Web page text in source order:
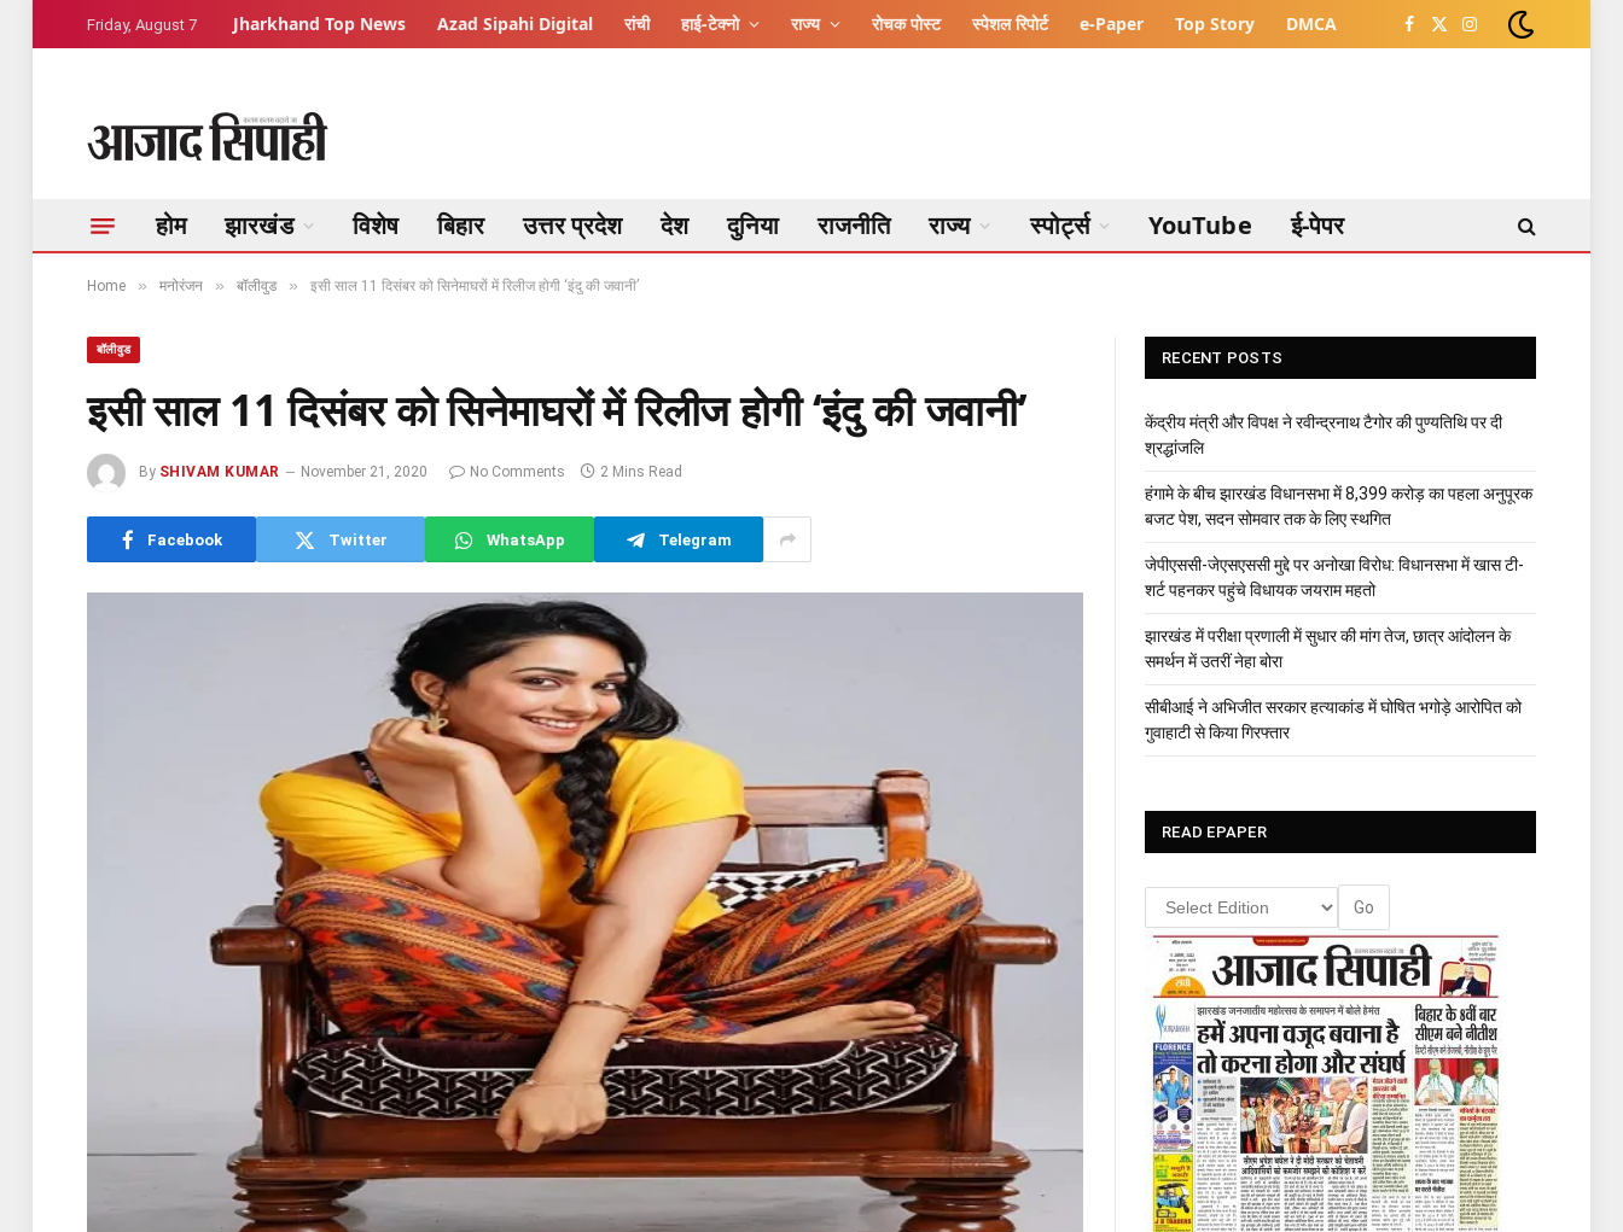
Friday, August 7 Jharkhand Top News Azad Sipahi Digital रांची हाई-टेक्नो राज्य रोचक पोस्ट स्पेशल रिपोर्ट e-Paper Top Story DMCA Facebook
X
Instagram
होम झारखंड विशेष बिहार उत्तर प्रदेश देश दुनिया राजनीति राज्य स्पोर्ट्स YouTube ई-पेपर
Home » मनोरंजन » बॉलीवुड » इसी साल 11 दिसंबर को सिनेमाघरों में रिलीज होगी ‘इंदु की जवानी’
बॉलीवुड
इसी साल 11 दिसंबर को सिनेमाघरों में रिलीज होगी ‘इंदु की जवानी’
By SHIVAM KUMAR November 21, 2020 No Comments 2 Mins Read
Facebook Twitter WhatsApp Telegram
RECENT POSTS
केंद्रीय मंत्री और विपक्ष ने रवीन्द्रनाथ टैगोर की पुण्यतिथि पर दी
श्रद्धांजलि
हंगामे के बीच झारखंड विधानसभा में 8,399 करोड़ का पहला अनुपूरक
बजट पेश, सदन सोमवार तक के लिए स्थगित
जेपीएससी-जेएसएससी मुद्दे पर अनोखा विरोध: विधानसभा में खास टी-
शर्ट पहनकर पहुंचे विधायक जयराम महतो
झारखंड में परीक्षा प्रणाली में सुधार की मांग तेज, छात्र आंदोलन के
समर्थन में उतरीं नेहा बोरा
सीबीआई ने अभिजीत सरकार हत्याकांड में घोषित भगोड़े आरोपित को
गुवाहाटी से किया गिरफ्तार
READ EPAPER